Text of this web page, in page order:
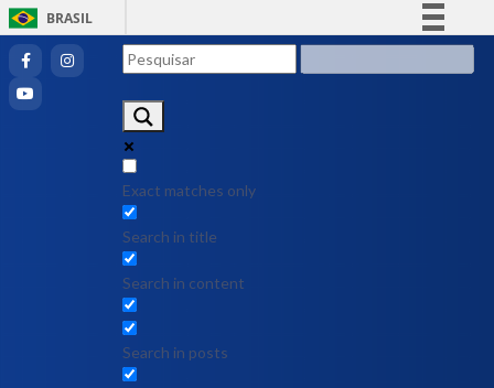
BRASIL
Exact matches only
Search in title
Search in content
Search in posts